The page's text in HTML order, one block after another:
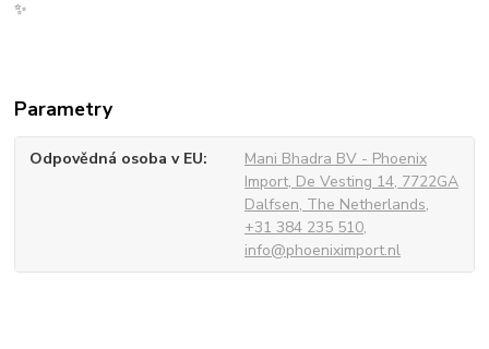
✨
Parametry
Odpovědná osoba v EU
Mani Bhadra BV - Phoenix
Import, De Vesting 14, 7722GA
Dalfsen, The Netherlands,
+31 384 235 510,
info@phoeniximport.nl